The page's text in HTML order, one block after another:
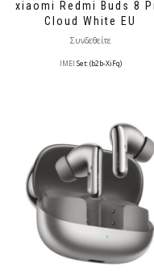
xiaomi Redmi Buds 8
Cloud White EU
Συνδεθείτε
IMEI Set: (b2b-XiFq)